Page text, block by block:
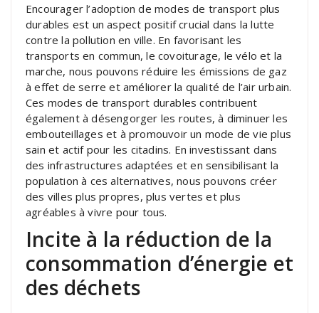
Encourager l’adoption de modes de transport plus
durables est un aspect positif crucial dans la lutte
contre la pollution en ville. En favorisant les
transports en commun, le covoiturage, le vélo et la
marche, nous pouvons réduire les émissions de gaz
à effet de serre et améliorer la qualité de l’air urbain.
Ces modes de transport durables contribuent
également à désengorger les routes, à diminuer les
embouteillages et à promouvoir un mode de vie plus
sain et actif pour les citadins. En investissant dans
des infrastructures adaptées et en sensibilisant la
population à ces alternatives, nous pouvons créer
des villes plus propres, plus vertes et plus
agréables à vivre pour tous.
Incite à la réduction de la
consommation d’énergie et
des déchets